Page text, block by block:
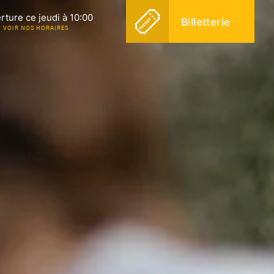
ce jeudi à 10:00
VOIR NOS HORAIRES Billetterie